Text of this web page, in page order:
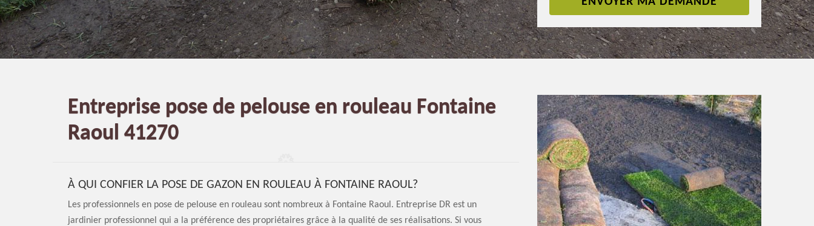
Entreprise pose de pelouse en rouleau Fontaine
Raoul 41270
À QUI CONFIER LA POSE DE GAZON EN ROULEAU À FONTAINE RAOUL?
Les professionnels en pose de pelouse en rouleau sont nombreux à Fontaine Raoul. Entreprise DR est un
jardinier professionnel qui a la préférence des propriétaires grâce à la qualité de ses réalisations. Si vous